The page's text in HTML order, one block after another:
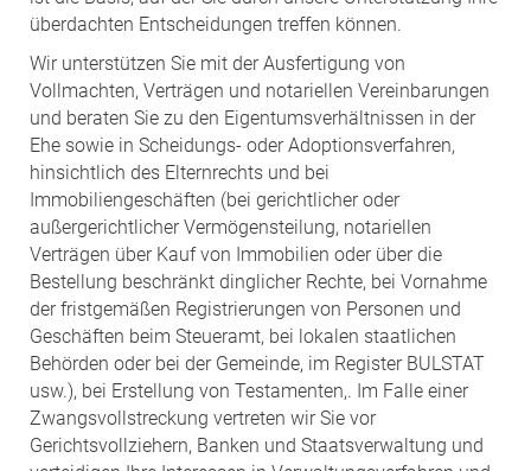
überdachten Entscheidungen treffen können.
Wir unterstützen Sie mit der Ausfertigung von
Vollmachten, Verträgen und notariellen Vereinbarungen
und beraten Sie zu den Eigentumsverhältnissen in der
Ehe sowie in Scheidungs- oder Adoptionsverfahren,
hinsichtlich des Elternrechts und bei
Immobiliengeschäften (bei gerichtlicher oder
außergerichtlicher Vermögensteilung, notariellen
Verträgen über Kauf von Immobilien oder über die
Bestellung beschränkt dinglicher Rechte, bei Vornahme
der fristgemäßen Registrierungen von Personen und
Geschäften beim Steueramt, bei lokalen staatlichen
Behörden oder bei der Gemeinde, im Register BULSTAT
usw.), bei Erstellung von Testamenten,. Im Falle einer
Zwangsvollstreckung vertreten wir Sie vor
Gerichtsvollziehern, Banken und Staatsverwaltung und